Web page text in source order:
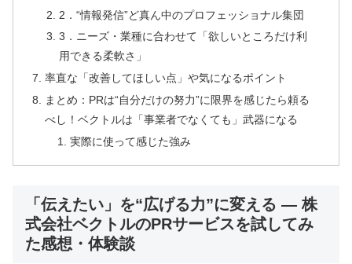
2．“情報発信”ど真ん中のプロフェッショナル集団
3．ニーズ・業種に合わせて「欲しいところだけ利
用できる柔軟さ」
率直な「改善してほしい点」や気になるポイント
まとめ：PRは“自分だけの努力”に限界を感じたら頼る
べし！ベクトルは「事業者でなくても」武器になる
実際に使って感じた強み
「伝えたい」を“広げる力”に変える ― 株
式会社ベクトルのPRサービスを試してみ
た感想・体験談